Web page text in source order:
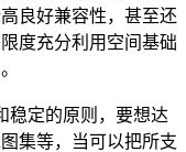
良好兼容性，甚至还
度充分利用空间基础
稳定的原则，要想达
集等，当可以把所支